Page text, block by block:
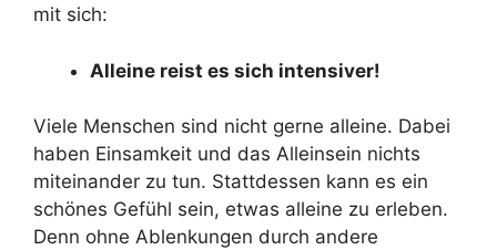
mit sich:
Alleine reist es sich intensiver!
Viele Menschen sind nicht gerne alleine. Dabei
haben Einsamkeit und das Alleinsein nichts
miteinander zu tun. Stattdessen kann es ein
schönes Gefühl sein, etwas alleine zu erleben.
Denn ohne Ablenkungen durch andere